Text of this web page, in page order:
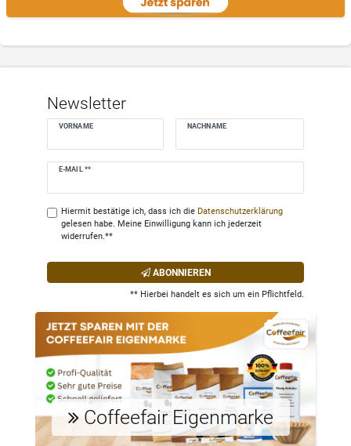
Newsletter
VORNAME NACHNAME
E-MAIL **
Newsletter
Hiermit bestätige ich, dass ich die Daten­schutz­erklärung
gelesen habe. Meine Einwilligung kann ich jederzeit
widerrufen.**
ABONNIEREN
** Hierbei handelt es sich um ein Pflichtfeld.
Coffeefair Eigenmarke